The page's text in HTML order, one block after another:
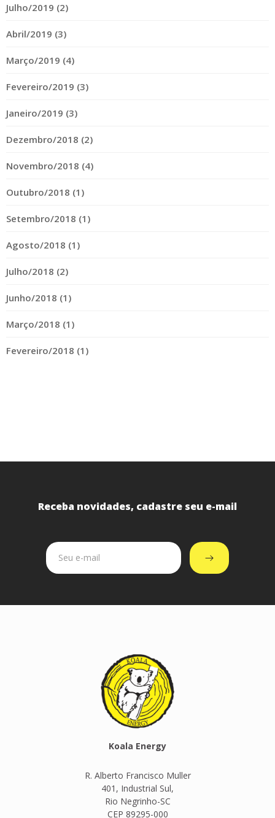
Julho/2019 (2)
Abril/2019 (3)
Março/2019 (4)
Fevereiro/2019 (3)
Janeiro/2019 (3)
Dezembro/2018 (2)
Novembro/2018 (4)
Outubro/2018 (1)
Setembro/2018 (1)
Agosto/2018 (1)
Julho/2018 (2)
Junho/2018 (1)
Março/2018 (1)
Fevereiro/2018 (1)
Receba novidades, cadastre seu e-mail
Koala Energy
R. Alberto Francisco Muller
401, Industrial Sul,
Rio Negrinho-SC
CEP 89295-000